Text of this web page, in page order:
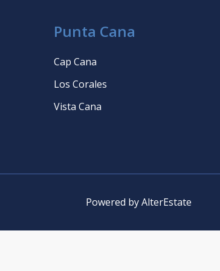
Punta Cana
Cap Cana
Los Corales
Vista Cana
Powered byAlterEstate